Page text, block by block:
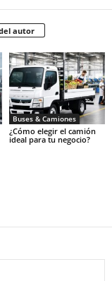
autor
Buses & Camiones
¿Cómo elegir el camión
ideal para tu negocio?